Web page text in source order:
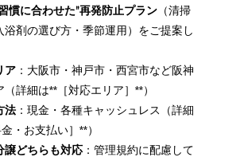
慣に合わせた”再発防止プラン（清掃
浴剤の選び方・季節運用）をご提案し
ア：大阪市・神戸市・西宮市など阪神
詳細は**［対応エリア］**）
法：現金・各種キャッシュレス（詳細
・お支払い］**）
譲どちらも対応：管理規約に配慮して